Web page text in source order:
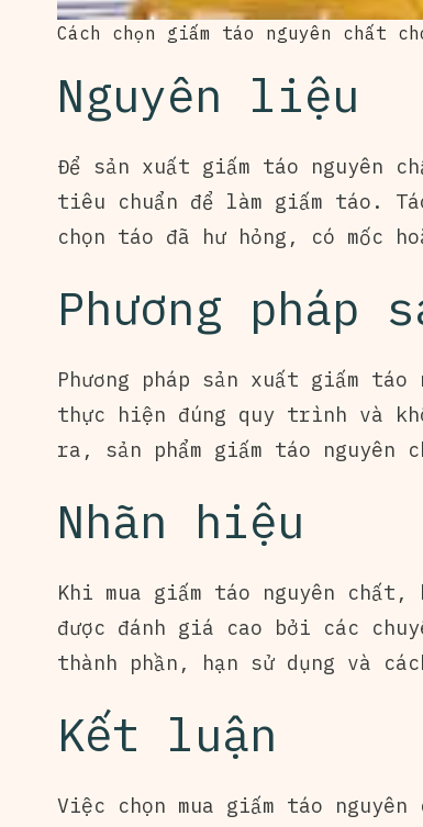
Cách chọn giấm táo nguyên chất
Nguyên liệu
Để sản xuất giấm táo nguyên
tiêu chuẩn để làm giấm táo.
chọn táo đã hư hỏng, có mốc
Phương pháp
Phương pháp sản xuất giấm
thực hiện đúng quy trình và
ra, sản phẩm giấm táo nguyên
Nhãn hiệu
Khi mua giấm táo nguyên
được đánh giá cao bởi các
thành phần, hạn sử dụng và
Kết luận
Việc chọn mua giấm táo